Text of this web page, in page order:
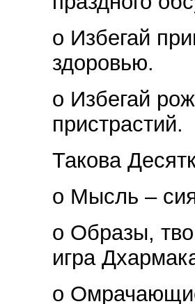
o Избегай
здоровью.
o Избегай
пристрастий.
Такова
o Мысль –
o Образы,
игра
o